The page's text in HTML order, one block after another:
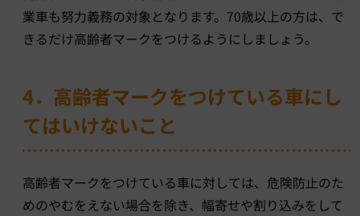
業車も努力義務の対象となります。70歳以上の方は、で
きるだけ高齢者マークをつけるようにしましょう。
4．高齢者マークをつけている車にし
てはいけないこと
高齢者マークをつけている車に対しては、危険防止のた
めのやむをえない場合を除き、幅寄せや割り込みをして